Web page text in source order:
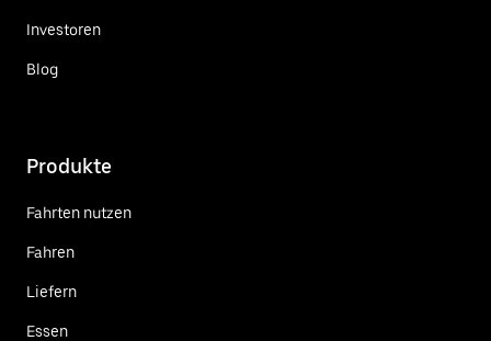
Investoren
Blog
Produkte
Fahrten nutzen
Fahren
Liefern
Essen